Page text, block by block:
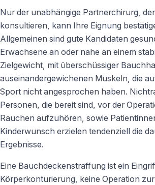
Nur der unabhängige Partnerchirurg,
konsultieren, kann Ihre Eignung
Allgemeinen sind gute Kandidaten
Erwachsene an oder nahe an einem
Zielgewicht, mit überschüssiger
auseinandergewichenen Muskeln, die
Sport nicht angesprochen haben.
Personen, die bereit sind, vor der
Rauchen aufzuhören, sowie
Kinderwunsch erzielen tendenziell die
Ergebnisse.
Eine Bauchdeckenstraffung ist ein
Körperkonturierung, keine Operation zur